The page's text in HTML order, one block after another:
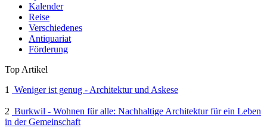
Kalender
Reise
Verschiedenes
Antiquariat
Förderung
Top Artikel
1
Weniger ist genug - Architektur und Askese
2 Burkwil - Wohnen für alle: Nachhaltige Architektur für ein Leben
in der Gemeinschaft